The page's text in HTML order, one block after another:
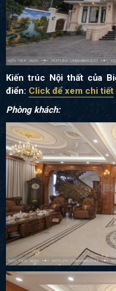
Kiến trúc Nội thất của
điển: Click để xem chi tiết
Phòng khách: